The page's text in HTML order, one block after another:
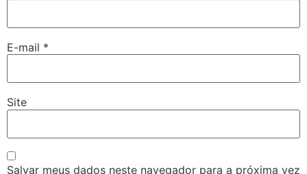
E-mail *
Site
Salvar meus dados neste navegador para a próxima vez